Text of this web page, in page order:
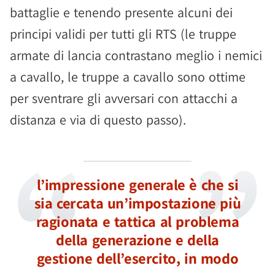
battaglie e tenendo presente alcuni dei
principi validi per tutti gli RTS (le truppe
armate di lancia contrastano meglio i nemici
a cavallo, le truppe a cavallo sono ottime
per sventrare gli avversari con attacchi a
distanza e via di questo passo).
l’impressione generale è che si
sia cercata un’impostazione più
ragionata e tattica al problema
della generazione e della
gestione dell’esercito, in modo